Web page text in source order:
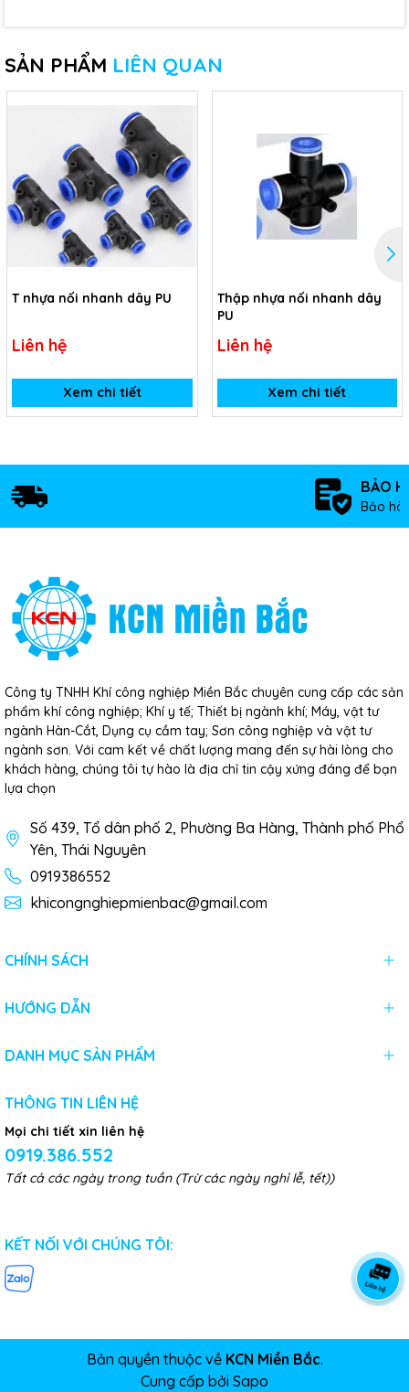
SẢN PHẨM LIÊN QUAN
T nhựa nối nhanh dây PU
Liên hệ
Xem chi tiết
Thập nhựa nối nhanh dây
PU
Liên hệ
Xem chi tiết
BẢO
Bảo
Công ty TNHH Khí công nghiệp Miền Bắc chuyên cung cấp các sản
phẩm khí công nghiệp; Khí y tế; Thiết bị ngành khí; Máy, vật tư
ngành Hàn-Cắt, Dụng cụ cầm tay; Sơn công nghiệp và vật tư
ngành sơn. Với cam kết về chất lượng mang đến sự hài lòng cho
khách hàng, chúng tôi tự hào là địa chỉ tin cậy xứng đáng để bạn
lựa chọn
Số 439, Tổ dân phố 2, Phường Ba Hàng, Thành phố Phổ
Yên, Thái Nguyên
0919386552
khicongnghiepmienbac@gmail.com
CHÍNH SÁCH
HƯỚNG DẪN
DANH MỤC SẢN PHẨM
THÔNG TIN LIÊN HỆ
Mọi chi tiết xin liên hệ
0919.386.552
Tất cả các ngày trong tuần (Trừ các ngày nghỉ lễ, tết))
KẾT NỐI VỚI CHÚNG TÔI:
Bản quyền thuộc về KCN Miền Bắc.
Cung cấp bởi Sapo